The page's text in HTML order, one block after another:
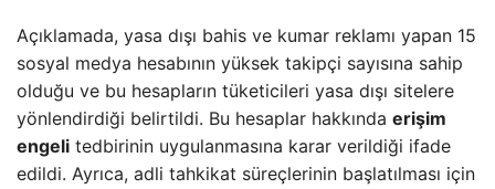
Açıklamada, yasa dışı bahis ve kumar reklamı yapan 15
sosyal medya hesabının yüksek takipçi sayısına sahip
olduğu ve bu hesapların tüketicileri yasa dışı sitelere
yönlendirdiği belirtildi. Bu hesaplar hakkında erişim
engeli tedbirinin uygulanmasına karar verildiği ifade
edildi. Ayrıca, adli tahkikat süreçlerinin başlatılması için